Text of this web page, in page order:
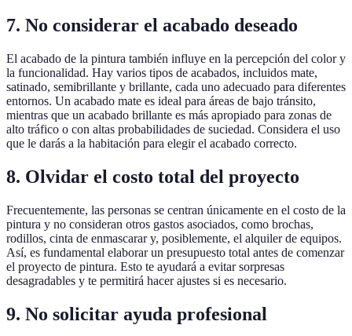
7. No considerar el acabado deseado
El acabado de la pintura también influye en la percepción del color y
la funcionalidad. Hay varios tipos de acabados, incluidos mate,
satinado, semibrillante y brillante, cada uno adecuado para diferentes
entornos. Un acabado mate es ideal para áreas de bajo tránsito,
mientras que un acabado brillante es más apropiado para zonas de
alto tráfico o con altas probabilidades de suciedad. Considera el uso
que le darás a la habitación para elegir el acabado correcto.
8. Olvidar el costo total del proyecto
Frecuentemente, las personas se centran únicamente en el costo de la
pintura y no consideran otros gastos asociados, como brochas,
rodillos, cinta de enmascarar y, posiblemente, el alquiler de equipos.
Así, es fundamental elaborar un presupuesto total antes de comenzar
el proyecto de pintura. Esto te ayudará a evitar sorpresas
desagradables y te permitirá hacer ajustes si es necesario.
9. No solicitar ayuda profesional